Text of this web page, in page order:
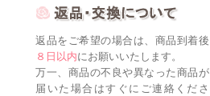
返品をご希望の場合は、商品到着後
８日以内にお願いいたします。
万一、商品の不良や異なった商品が
届いた場合はすぐにご連絡くださ